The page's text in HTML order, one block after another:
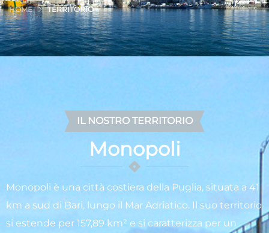
HOME TERRITORIO
IL NOSTRO TERRITORIO
Monopoli
Monopoli è una città costiera della Puglia, situata a 41
km a sud di Bari, lungo il Mar Adriatico. Il suo territorio
si estende per 157,89 km² e si caratterizza per un